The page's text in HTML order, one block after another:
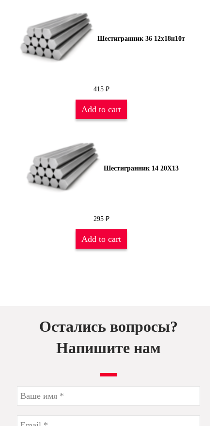
Шестигранник 36 12х18н10т
415 ₽
Add to cart
Шестигранник 14 20Х13
295 ₽
Add to cart
Остались вопросы?
Напишите нам